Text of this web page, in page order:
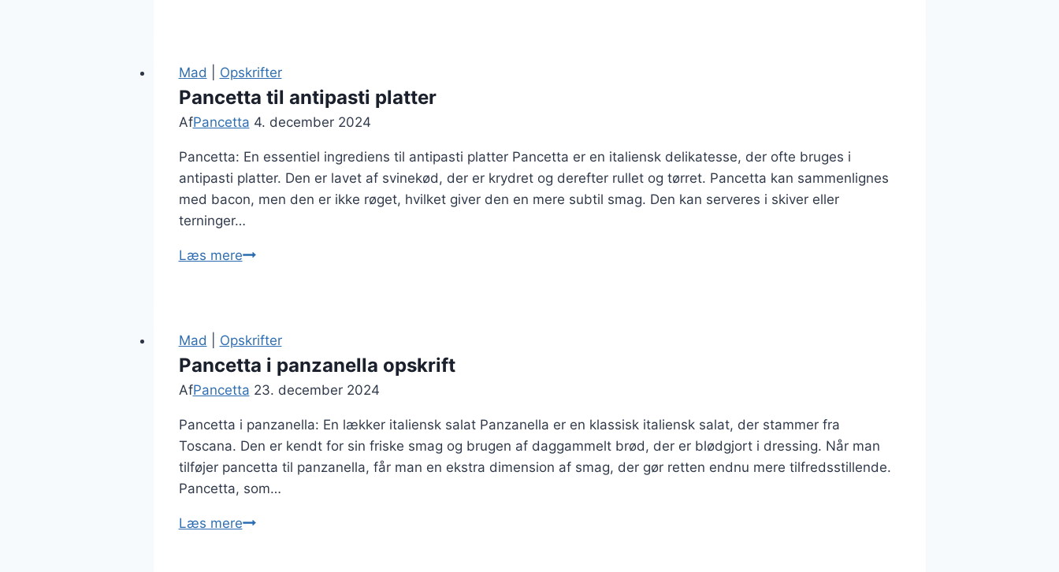
spinat
og
feta
Mad Opskrifter
Pancetta til antipasti platter
AfPancetta 4. december 2024
Pancetta: En essentiel ingrediens til antipasti platter Pancetta er en italiensk delikatesse, der ofte bruges i
antipasti platter. Den er lavet af svinekød, der er krydret og derefter rullet og tørret. Pancetta kan sammenlignes
med bacon, men den er ikke røget, hvilket giver den en mere subtil smag. Den kan serveres i skiver eller
terninger…
Læs merePancetta
Mad
Opskrifter
Pancetta i panzanella opskrift
AfPancetta 23. december 2024
Pancetta i panzanella: En lækker italiensk salat Panzanella er en klassisk italiensk salat, der stammer fra
Toscana. Den er kendt for sin friske smag og brugen af daggammelt brød, der er blødgjort i dressing. Når man
tilføjer pancetta til panzanella, får man en ekstra dimension af smag, der gør retten endnu mere tilfredsstillende.
Pancetta, som…
Læs merePancetta